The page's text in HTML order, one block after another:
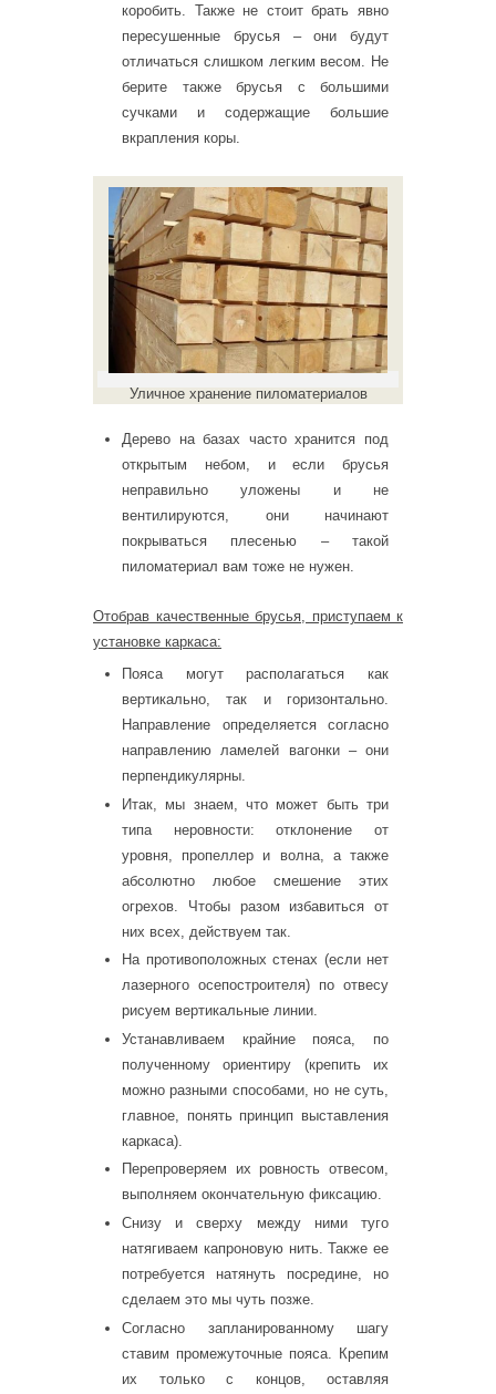
коробить. Также не стоит брать явно
пересушенные брусья – они будут
отличаться слишком легким весом. Не
берите также брусья с большими
сучками и содержащие большие
вкрапления коры.
Уличное хранение пиломатериалов
Дерево на базах часто хранится под
открытым небом, и если брусья
неправильно уложены и не
вентилируются, они начинают
покрываться плесенью – такой
пиломатериал вам тоже не нужен.
Отобрав качественные брусья, приступаем к
установке каркаса:
Пояса могут располагаться как
вертикально, так и горизонтально.
Направление определяется согласно
направлению ламелей вагонки – они
перпендикулярны.
Итак, мы знаем, что может быть три
типа неровности: отклонение от
уровня, пропеллер и волна, а также
абсолютно любое смешение этих
огрехов. Чтобы разом избавиться от
них всех, действуем так.
На противоположных стенах (если нет
лазерного осепостроителя) по отвесу
рисуем вертикальные линии.
Устанавливаем крайние пояса, по
полученному ориентиру (крепить их
можно разными способами, но не суть,
главное, понять принцип выставления
каркаса).
Перепроверяем их ровность отвесом,
выполняем окончательную фиксацию.
Снизу и сверху между ними туго
натягиваем капроновую нить. Также ее
потребуется натянуть посредине, но
сделаем это мы чуть позже.
Согласно запланированному шагу
ставим промежуточные пояса. Крепим
их только с концов, оставляя